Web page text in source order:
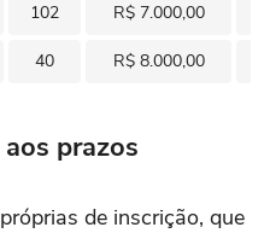
102 R$ 7.000,00
40 R$ 8.000,00
prazos
de inscrição, que